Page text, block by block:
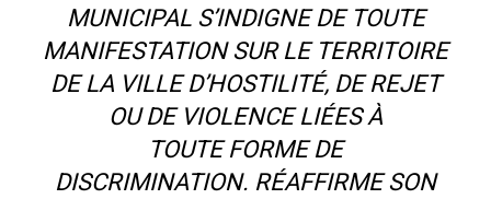
MUNICIPAL S’INDIGNE DE TOUTE
MANIFESTATION SUR LE TERRITOIRE
DE LA VILLE D’HOSTILITÉ, DE REJET
OU DE VIOLENCE LIÉES À
TOUTE FORME DE
DISCRIMINATION. RÉAFFIRME SON